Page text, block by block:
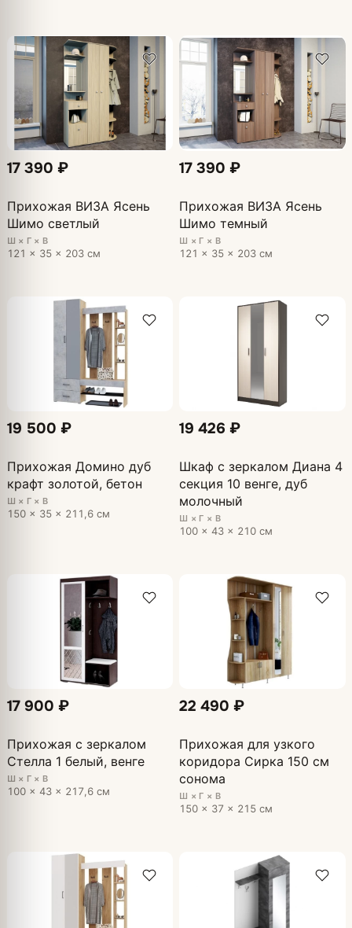
17 390 ₽
Прихожая ВИЗА Ясень
Шимо светлый
Ш × Г × В
121 × 35 × 203 см
17 390 ₽
Прихожая ВИЗА Ясень
Шимо темный
Ш × Г × В
121 × 35 × 203 см
19 500 ₽
Прихожая Домино дуб
крафт золотой, бетон
Ш × Г × В
150 × 35 × 211,6 см
19 426 ₽
Шкаф с зеркалом Диана 4
секция 10 венге, дуб
молочный
Ш × Г × В
100 × 43 × 210 см
17 900 ₽
Прихожая с зеркалом
Стелла 1 белый, венге
Ш × Г × В
100 × 43 × 217,6 см
22 490 ₽
Прихожая для узкого
коридора Сирка 150 см
сонома
Ш × Г × В
150 × 37 × 215 см